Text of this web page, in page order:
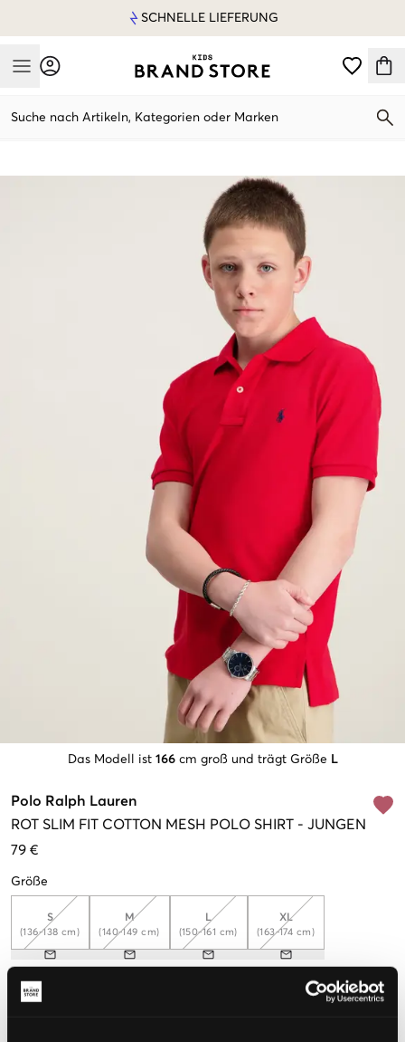
SCHNELLE LIEFERUNG
Mobile Menu
Suche nach Artikeln, Kategorien oder Marken
Das Modell ist 166 cm groß und trägt Größe L
Polo Ralph Lauren
ROT SLIM FIT COTTON MESH POLO SHIRT - JUNGEN
79 €
Größe
S
(136-138 cm)
M
(140-149 cm)
L
(150-161 cm)
XL
(163-174 cm)
Wahrgenommene Größe